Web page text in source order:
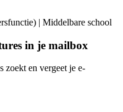
| Middelbare school
in je mailbox
zoekt en vergeet je e-